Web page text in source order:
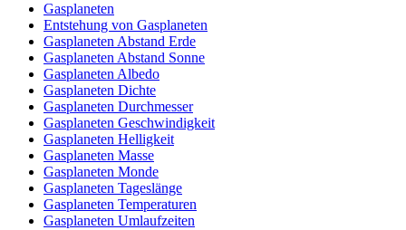
Gasplaneten
Entstehung von Gasplaneten
Gasplaneten Abstand Erde
Gasplaneten Abstand Sonne
Gasplaneten Albedo
Gasplaneten Dichte
Gasplaneten Durchmesser
Gasplaneten Geschwindigkeit
Gasplaneten Helligkeit
Gasplaneten Masse
Gasplaneten Monde
Gasplaneten Tageslänge
Gasplaneten Temperaturen
Gasplaneten Umlaufzeiten